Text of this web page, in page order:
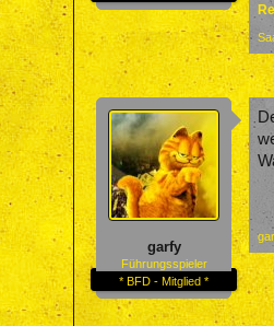
garfy
Führungsspieler
* BFD - Mitglied *